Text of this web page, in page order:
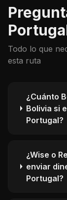
Todo lo que
esta ruta
¿Cuánto
Bolivia si
Portugal?
¿Wise o
enviar
Portugal?